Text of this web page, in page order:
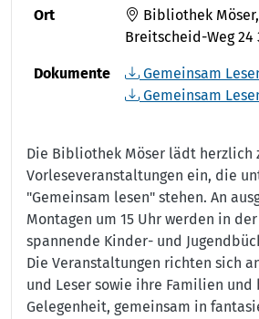
Ort
Bibliothek
Breitscheid-Weg 24
Dokumente
Gemeinsam
Gemeinsam
Die Bibliothek Möser lädt herzlich
Vorleseveranstaltungen ein, die
"Gemeinsam lesen" stehen. An
Montagen um 15 Uhr werden in
spannende Kinder- und
Die Veranstaltungen richten sich
und Leser sowie ihre Familien
Gelegenheit, gemeinsam in